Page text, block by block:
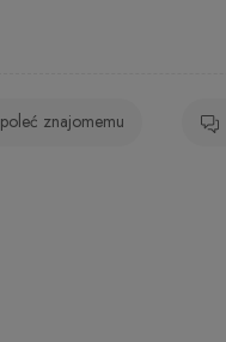
poleć znajomemu